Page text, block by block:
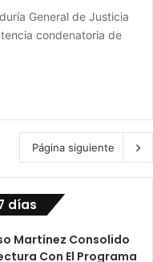
General de Justicia
condenatoria de
Página siguiente
días
Martínez Consolido
Con El Programa